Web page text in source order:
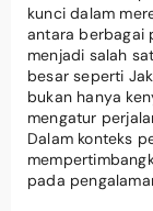
kunci dalam
antara berbagai
menjadi salah
besar seperti
bukan hanya
mengatur
Dalam konteks
pada